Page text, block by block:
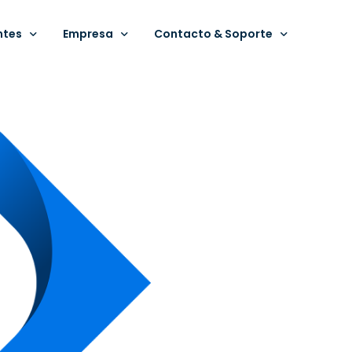
éxito
Empresa
Código de ética
Política de Calidad e Innovación
Invenzis Xperience 2026
Contacto & Soporte